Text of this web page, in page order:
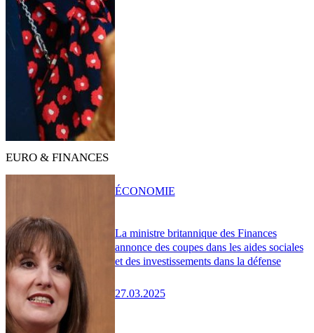
EURO & FINANCES
La ministre britannique des Finances
annonce des coupes dans les aides sociales
et des investissements dans la défense
27.03.2025
ÉCONOMIE